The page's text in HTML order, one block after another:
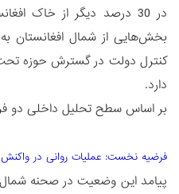
در 30 درصد دیگر از خاک
بخش‌هایی از شمال افغانستان
کنترل دولت در گسترش حوزه
دارد.
بر اساس سطح تحلیل داخلی دو
فرضیه نخست: عملیات روانی در واکنش
پیامد این وضعیت در صحنه